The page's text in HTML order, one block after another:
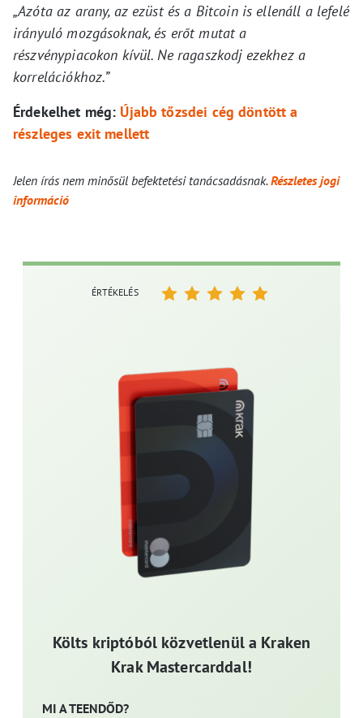
„Azóta az arany, az ezüst és a Bitcoin is ellenáll a lefelé
irányuló mozgásoknak, és erőt mutat a
részvénypiacokon kívül. Ne ragaszkodj ezekhez a
korrelációkhoz.”
Érdekelhet még: Újabb tőzsdei cég döntött a
részleges exit mellett
Jelen írás nem minősül befektetési tanácsadásnak.Részletes jogi
információ
Költs kriptóból közvetlenül a Kraken
Krak Mastercarddal!
MI A TEENDŐD?
ÉRTÉKELÉS